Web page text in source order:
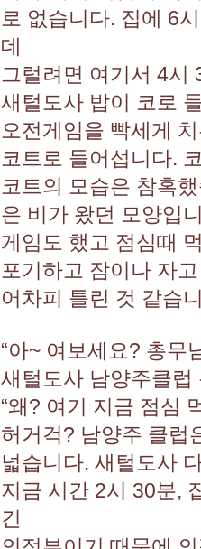
로 없습니다. 집에 6
데
그럴려면 여기서 4시
새털도사 밥이 코로
오전게임을 빡세게
코트로 들어섭니다.
코트의 모습은 참혹
은 비가 왔던 모양입
게임도 했고 점심때
포기하고 잠이나 자
어차피 틀린 것 같습
“아~ 여보세요? 총무
새털도사 남양주클
“왜? 여기 지금 점심
허거걱? 남양주 클럽
넓습니다. 새털도사
지금 시간 2시 30분,
긴